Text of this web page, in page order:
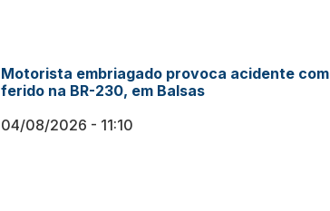
Motorista embriagado provoca acidente com
ferido na BR-230, em Balsas
04/08/2026
11:10